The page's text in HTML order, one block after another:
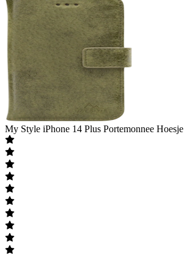
My Style iPhone 14 Plus Portemonnee Hoesje